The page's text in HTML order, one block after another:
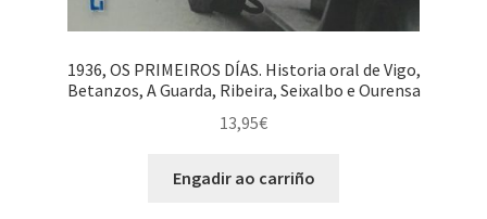
1936, OS PRIMEIROS DÍAS. Historia oral de Vigo,
Betanzos, A Guarda, Ribeira, Seixalbo e Ourensa
13,95€
Engadir ao carriño